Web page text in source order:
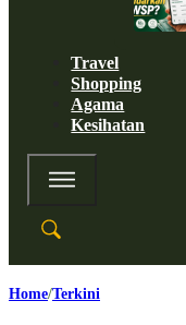
Travel
Shopping
Agama
Kesihatan
Home Terkini